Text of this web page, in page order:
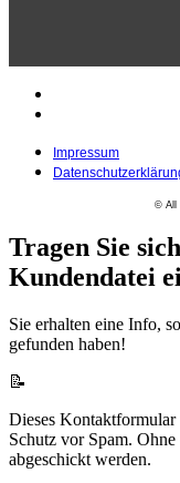
Impressum
© All
Tragen Sie
Kundendatei
Sie erhalten eine Info,
gefunden haben!
📝
Dieses
Schutz vor Spam.
abgeschickt werden.